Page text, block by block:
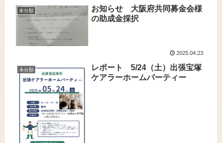
未分類
お知らせ 大阪府共同募金会様
の助成金採択
2025.04.23
未分類
レポート 5/24（土）出張宝塚
ケアラーホームパーティー